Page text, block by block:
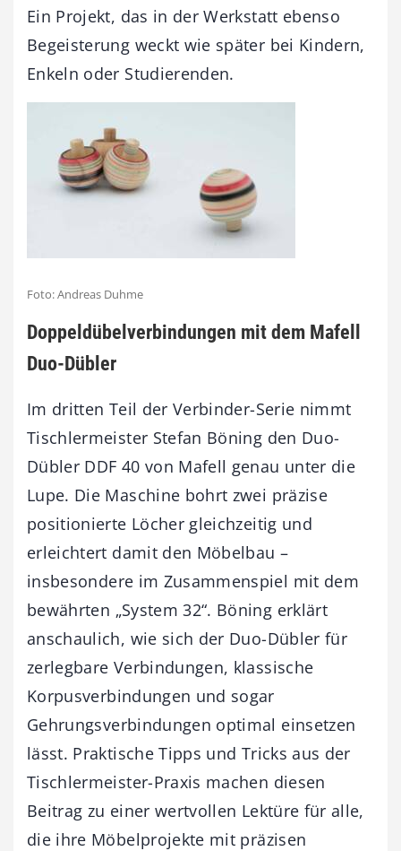
Ein Projekt, das in der Werkstatt ebenso
Begeisterung weckt wie später bei Kindern,
Enkeln oder Studierenden.
Foto: Andreas Duhme
Doppeldübelverbindungen mit dem Mafell
Duo-Dübler
Im dritten Teil der Verbinder-Serie nimmt
Tischlermeister Stefan Böning den Duo-
Dübler DDF 40 von Mafell genau unter die
Lupe. Die Maschine bohrt zwei präzise
positionierte Löcher gleichzeitig und
erleichtert damit den Möbelbau –
insbesondere im Zusammenspiel mit dem
bewährten „System 32“. Böning erklärt
anschaulich, wie sich der Duo-Dübler für
zerlegbare Verbindungen, klassische
Korpusverbindungen und sogar
Gehrungsverbindungen optimal einsetzen
lässt. Praktische Tipps und Tricks aus der
Tischlermeister-Praxis machen diesen
Beitrag zu einer wertvollen Lektüre für alle,
die ihre Möbelprojekte mit präzisen